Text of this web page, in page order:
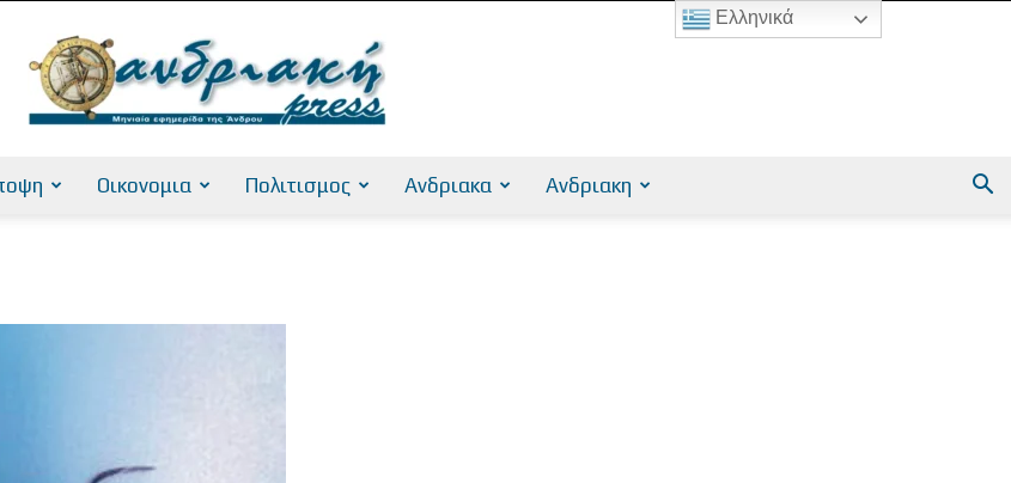
Οικονομια Πολιτισμος Ανδριακα Ανδριακη
Ελληνικά